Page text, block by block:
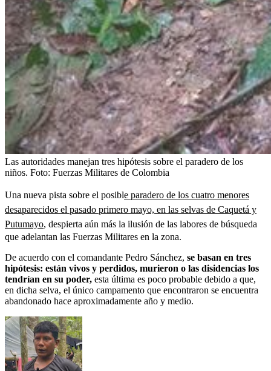
Las autoridades manejan tres hipótesis sobre el paradero de los
niños. Foto: Fuerzas Militares de Colombia
Una nueva pista sobre el posible paradero de los cuatro menores
desaparecidos el pasado primero mayo, en las selvas de Caquetá y
Putumayo, despierta aún más la ilusión de las labores de búsqueda
que adelantan las Fuerzas Militares en la zona.
De acuerdo con el comandante Pedro Sánchez, se basan en tres
hipótesis: están vivos y perdidos, murieron o las disidencias los
tendrían en su poder, esta última es poco probable debido a que,
en dicha selva, el único campamento que encontraron se encuentra
abandonado hace aproximadamente año y medio.